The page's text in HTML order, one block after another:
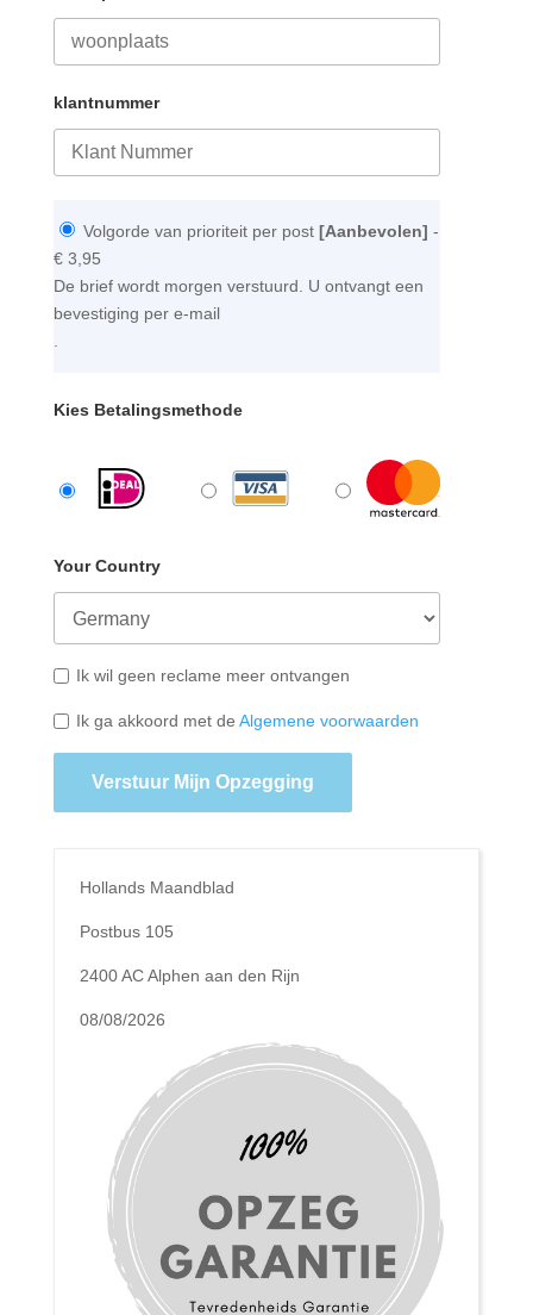
klantnummer
Volgorde van prioriteit per post [Aanbevolen] -
€ 3,95
De brief wordt morgen verstuurd. U ontvangt een
bevestiging per e-mail
.
Kies Betalingsmethode
Your Country
Ik wil geen reclame meer ontvangen
Ik ga akkoord met de Algemene voorwaarden
Verstuur Mijn Opzegging
Hollands Maandblad
Postbus 105
2400 AC Alphen aan den Rijn
08/08/2026